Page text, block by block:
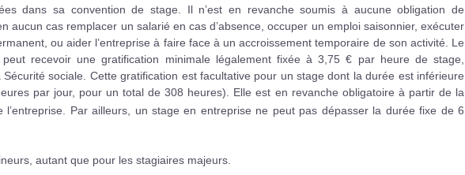
dans sa convention de stage. Il n’est en revanche soumis à aucune obligation de
aucun cas remplacer un salarié en cas d’absence, occuper un emploi saisonnier, exécuter
ou aider l’entreprise à faire face à un accroissement temporaire de son activité. Le
recevoir une gratification minimale légalement fixée à 3,75 € par heure de stage,
sociale. Cette gratification est facultative pour un stage dont la durée est inférieure
par jour, pour un total de 308 heures). Elle est en revanche obligatoire à partir de la
Par ailleurs, un stage en entreprise ne peut pas dépasser la durée fixe de 6
autant que pour les stagiaires majeurs.